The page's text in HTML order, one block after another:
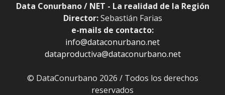
Data Conurbano / NET - La realidad de la Región
Director:Sebastián Farias
e-mails de contacto:
info@dataconurbano.net
dataproductiva@dataconurbano.net
© DataConurbano 2026 / Todos los derechos
reservados